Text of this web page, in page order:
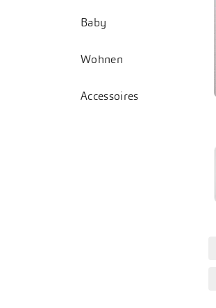
Baby
Wohnen
Accessoires